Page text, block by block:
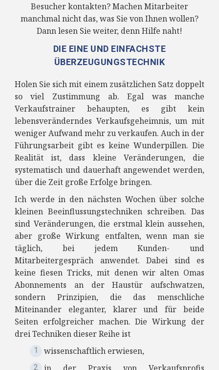
Besucher kontakten? Machen Mitarbeiter
manchmal nicht das, was Sie von Ihnen wollen?
Dann lesen Sie weiter, denn Hilfe naht!
DIE EINE UND EINFACHSTE
ÜBERZEUGUNGSTECHNIK
Holen Sie sich mit einem zusätzlichen Satz doppelt
so viel Zustimmung ab.Egal was manche
Verkaufstrainer behaupten, es gibt kein
lebensveränderndes Verkaufsgeheimnis, um mit
weniger Aufwand mehr zu verkaufen. Auch in der
Führungsarbeit gibt es keine Wunderpillen. Die
Realität ist, dass kleine Veränderungen, die
systematisch und dauerhaft angewendet werden,
über die Zeit große Erfolge bringen.
Ich werde in den nächsten Wochen über solche
kleinen Beeinflussungstechniken schreiben. Das
sind Veränderungen, die erstmal klein aussehen,
aber große Wirkung entfalten, wenn man sie
täglich, bei jedem Kunden- und
Mitarbeitergespräch anwendet. Dabei sind es
keine fiesen Tricks, mit denen wir alten Omas
Abonnements an der Haustür aufschwatzen,
sondern Prinzipien, die das menschliche
Miteinander eleganter, klarer und für beide
Seiten erfolgreicher machen. Die Wirkung der
drei Techniken dieser Reihe ist
wissenschaftlich erwiesen,